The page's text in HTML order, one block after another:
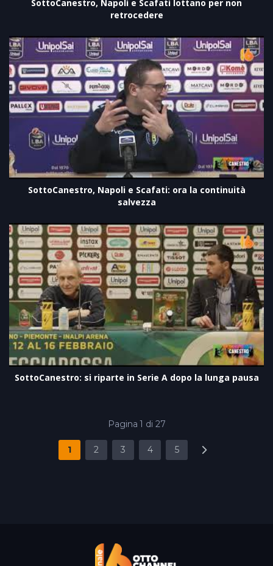
SottoCanestro, Napoli e Scafati lottano per non
retrocedere
SottoCanestro, Napoli e Scafati: ora la continuità
salvezza
SottoCanestro: si riparte in Serie A dopo la lunga pausa
Pagina 1 di 27
1 2 3 4 5